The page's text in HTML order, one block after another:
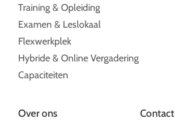
Training & Opleiding
Examen & Leslokaal
Flexwerkplek
Hybride & Online Vergadering
Capaciteiten
Over ons Contact